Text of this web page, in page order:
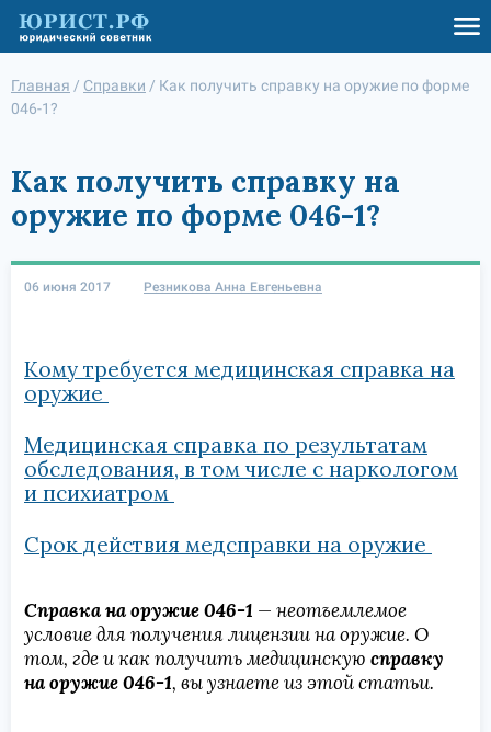
Главная / Справки / Как получить справку на оружие по форме
046-1?
Как получить справку на
оружие по форме 046-1?
06 июня 2017 Резникова Анна Евгеньевна
Кому требуется медицинская справка на
оружие
Медицинская справка по результатам
обследования, в том числе с наркологом
и психиатром
Срок действия медсправки на оружие
Справка на оружие 046-1 — неотъемлемое
условие для получения лицензии на оружие. О
том, где и как получить медицинскую справку
на оружие 046-1, вы узнаете из этой статьи.